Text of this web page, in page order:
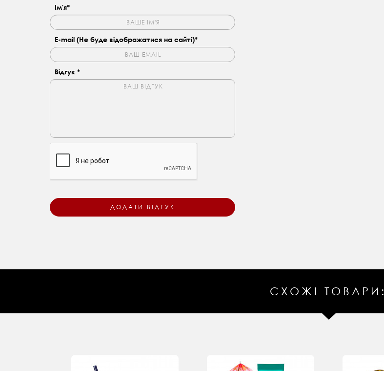
Ім'я*
E-mail (Не буде відображатися на сайті)*
Відгук *
СХОЖІ ТОВАРИ: